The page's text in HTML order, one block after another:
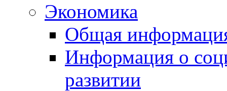
Экономика
Общая
Информация о
развитии